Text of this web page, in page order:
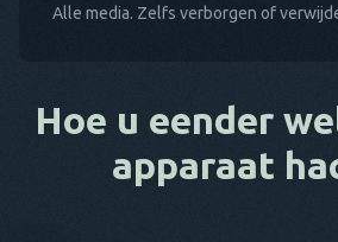
Alle media. Zelfs verborgen of
Hoe u eender
apparaat